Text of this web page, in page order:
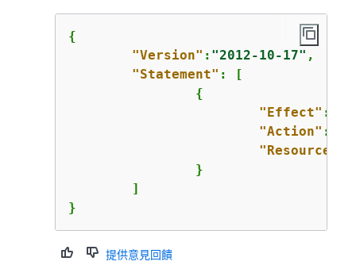
{
"Version" : "2012-10-17" ,
"Statement" : [
{
"Effect" :
"Action" :
"Resource"
}
提供意見回饋